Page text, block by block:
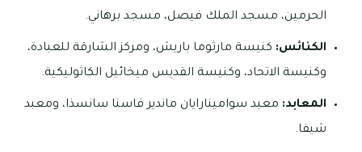
الحرمين، مسجد الملك فيصل، مسجد برهاني.
الكنائس: كنيسة مارثوما باريش، ومركز الشارقة للعبادة،
وكنيسة الاتحاد، وكنيسة القديس ميخائيل الكاثوليكية.
المعابد: معبد سوامينارايان ماندير فاسنا سانسذا، ومعبد
شيفا.